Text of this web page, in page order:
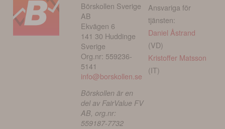
Börskollen Sverige
AB
Ekvägen 6
141 30 Huddinge
Sverige
Org.nr: 559236-
5141
info@borskollen.se
Börskollen är en
del av FairValue FV
AB, org.nr:
559187-7732
Ansvariga för
tjänsten:
Daniel Åstrand
(VD)
Kristoffer Matsson
(IT)